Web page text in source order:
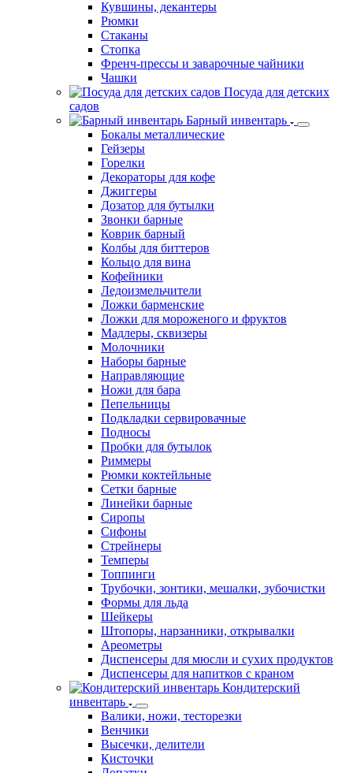
Кувшины, декантеры
Рюмки
Стаканы
Стопка
Френч-прессы и заварочные чайники
Чашки
Посуда для детских
садов
Барный инвентарь
Бокалы металлические
Гейзеры
Горелки
Декораторы для кофе
Джиггеры
Дозатор для бутылки
Звонки барные
Коврик барный
Колбы для биттеров
Кольцо для вина
Кофейники
Ледоизмельчители
Ложки барменские
Ложки для мороженого и фруктов
Мадлеры, сквизеры
Молочники
Наборы барные
Направляющие
Ножи для бара
Пепельницы
Подкладки сервировачные
Подносы
Пробки для бутылок
Риммеры
Рюмки коктейльные
Сетки барные
Линейки барные
Сиропы
Сифоны
Стрейнеры
Темперы
Топпинги
Трубочки, зонтики, мешалки, зубочистки
Формы для льда
Шейкеры
Штопоры, нарзанники, открывалки
Ареометры
Диспенсеры для мюсли и сухих продуктов
Диспенсеры для напитков с краном
Кондитерский
инвентарь
Валики, ножи, тесторезки
Венчики
Высечки, делители
Кисточки